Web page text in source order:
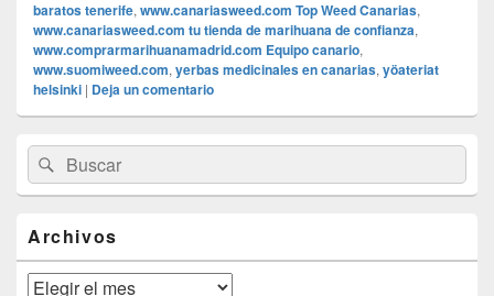
baratos tenerife, www.canariasweed.com Top Weed Canarias,
www.canariasweed.com tu tienda de marihuana de confianza,
www.comprarmarihuanamadrid.com Equipo canario,
www.suomiweed.com, yerbas medicinales en canarias, yöateriat
helsinki | Deja un comentario
área
de
widget
lateral
primaria
Buscar
por:
Buscar
Archivos
Archivos